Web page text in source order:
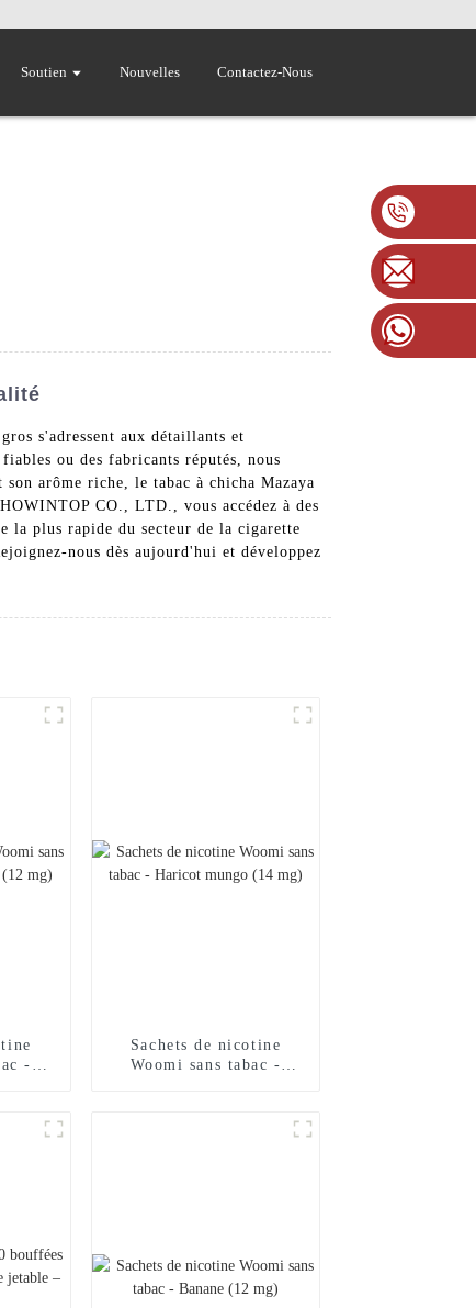
Soutien Nouvelles Contactez-Nous
s'adressent aux détaillants et
ou des fabricants réputés, nous
arôme riche, le tabac à chicha Mazaya
CO., LTD., vous accédez à des
la plus rapide du secteur de la cigarette
nous dès aujourd'hui et développez
-
Sachets de nicotine
Woomi sans tabac -